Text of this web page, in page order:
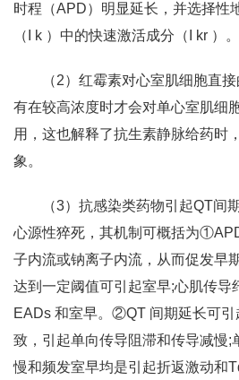
时程（APD）明显延长，并选择性
（I k ）中的快速激活成分（I kr ）。
（2）红霉素对心室肌细胞直
有在较高浓度时才会对单心室肌细
用，这也解释了抗生素静脉给药时
象。
（3）抗感染类药物引起QT间
心源性猝死，其机制可概括为
子内流或钠离子内流，从而促发早
达到一定阈值可引起室早;心肌传导
EADs 和室早。②QT 间期延长可引
致，引起单向传导阻滞和传导减慢;
慢和频发室早均是引起折返激动和